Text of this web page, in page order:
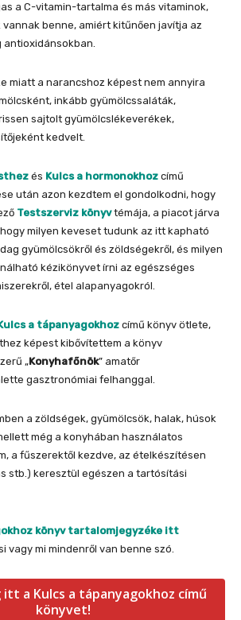
a C-vitamin-tartalma és más vitaminok,
benne, amiért kitűnően javítja az
antioxidánsokban.
miatt a narancshoz képest nem annyira
inkább gyümölcssaláták,
sajtolt gyümölcslékeverékek,
kedvelt.
és Kulcs a hormonokhoz című
után azon kezdtem el gondolkodni, hogy
Testszerviz könyvtémája, a piacot járva
milyen keveset tudunk az itt kapható
gyümölcsökről és zöldségekről, és milyen
kézikönyvet írni az egészséges
étel alapanyagokról.
a tápanyagokhoz című könyv ötlete,
képest kibővítettem a könyv
„Konyhafőnök” amatőr
gasztronómiai felhanggal.
a zöldségek, gyümölcsök, halak, húsok
még a konyhában használatos
a fűszerektől kezdve, az ételkészítésen
stb.) keresztül egészen a tartósítási
könyv tartalomjegyzéke itt
vagy mi mindenről van benne szó.
itt a Kulcs a tápanyagokhoz című
könyvet!